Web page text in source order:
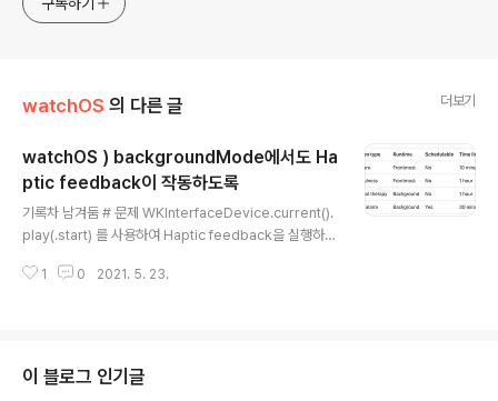
watchOS 의 다른 글 더보기
watchOS ) backgroundMode에서도 Ha
ptic feedback이 작동하도록
기록차 남겨둠 # 문제 WKInterfaceDevice.current().
play(.start) 를 사용하여 Haptic feedback을 실행하도
background로 들어가면 Haptic feedback이 정지되
는데, 요건 Extended runtime sessions이라고 부르는
것 같다. 요걸 사용하면 시계 화면이 꺼진 후에도 앱이 블루
1 0 2021. 5. 23.
이 블로그 인기글